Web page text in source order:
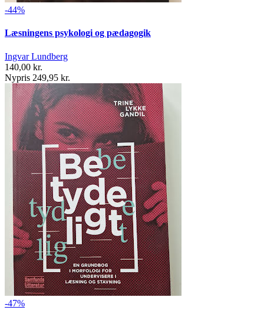
-44%
Læsningens psykologi og pædagogik
Ingvar Lundberg
140,00 kr.
Nypris 249,95 kr.
-47%